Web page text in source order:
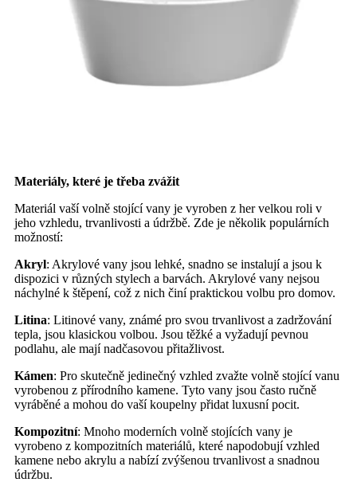
Materiály, které je třeba zvážit
Materiál vaší volně stojící vany je vyroben z her velkou roli v
jeho vzhledu, trvanlivosti a údržbě. Zde je několik populárních
možností:
Akryl: Akrylové vany jsou lehké, snadno se instalují a jsou k
dispozici v různých stylech a barvách. Akrylové vany nejsou
náchylné k štěpení, což z nich činí praktickou volbu pro domov.
Litina: Litinové vany, známé pro svou trvanlivost a zadržování
tepla, jsou klasickou volbou. Jsou těžké a vyžadují pevnou
podlahu, ale mají nadčasovou přitažlivost.
Kámen: Pro skutečně jedinečný vzhled zvažte volně stojící vanu
vyrobenou z přírodního kamene. Tyto vany jsou často ručně
vyráběné a mohou do vaší koupelny přidat luxusní pocit.
Kompozitní: Mnoho moderních volně stojících vany je
vyrobeno z kompozitních materiálů, které napodobují vzhled
kamene nebo akrylu a nabízí zvýšenou trvanlivost a snadnou
údržbu.